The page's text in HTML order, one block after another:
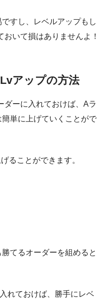
すし、レベルアップもし
いて損はありませんよ！
アップの方法
ダーに入れておけば、Aラ
単に上げていくことがで
ることができます。
てるオーダーを組めると
れておけば、勝手にレベ